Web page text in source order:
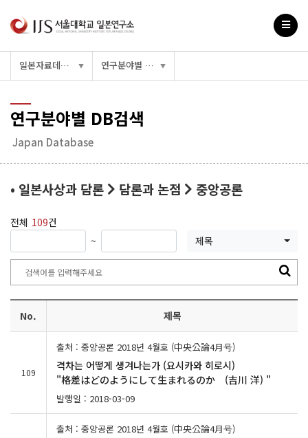
일본자료데이터베이스 ▼ 연구분야별 DB검색 ▼
연구분야별 DB검색
Japan Database
• 일본사상과 담론 담론과 논점 중앙공론
전체 109건
~
제목
No. 제목
109
출처 : 중앙공론 2018년 4월호 (中央公論4月号)
격차는 어떻게 생겨나는가 (요시카와 히로시)
"格差はどのようにして生まれるのか (吉川 洋) "
발행일 : 2018-03-09
출처 : 중앙공론 2018년 4월호 (中央公論4月号)